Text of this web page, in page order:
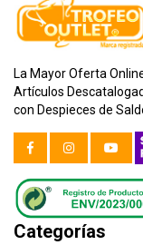
La Mayor Oferta
Artículos
con Despieces de
Categorías